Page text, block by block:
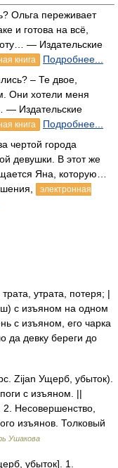
Ольга переживает
и готова на всё,
— Издательские
книга
Подробнее...
– Те двое,
Они хотели меня
— Издательские
книга
Подробнее...
чертой города
девушки. В этот же
Яна, которую…
электронная
утрата, потеря; |
с изъяном на одном
с изъяном, его чарка
да девку береги до
Zijan Ущерб, убыток).
с изъяном. ||
Несовершенство,
изъянов. Толковый
Ушакова
убыток]. 1.